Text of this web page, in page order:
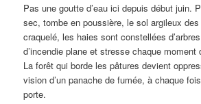
Pas une goutte d’eau ici depuis début juin.
sec, tombe en poussière, le sol argileux
craquelé, les haies sont constellées
d’incendie plane et stresse chaque moment
La forêt qui borde les pâtures devient
vision d’un panache de fumée, à chaque
porte.